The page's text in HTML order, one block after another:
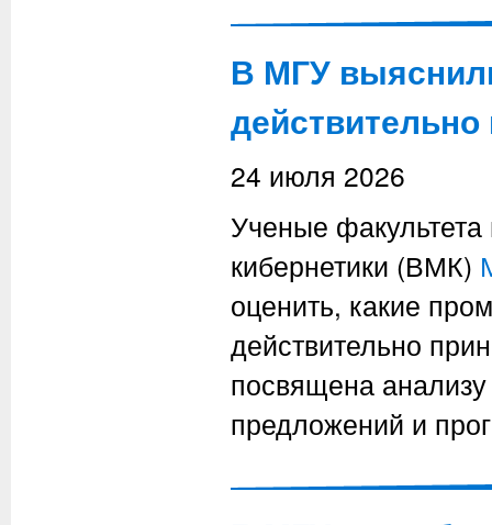
В МГУ
24 июля 2026
Ученые
кибернетики (ВМК)
оценить, какие
действительно
посвящена
предложений и